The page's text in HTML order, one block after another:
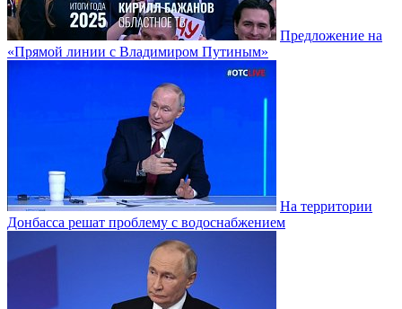
Предложение на
«Прямой линии с Владимиром Путиным»
На территории
Донбасса решат проблему с водоснабжением